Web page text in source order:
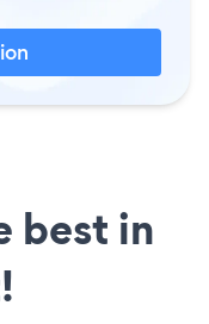
best in